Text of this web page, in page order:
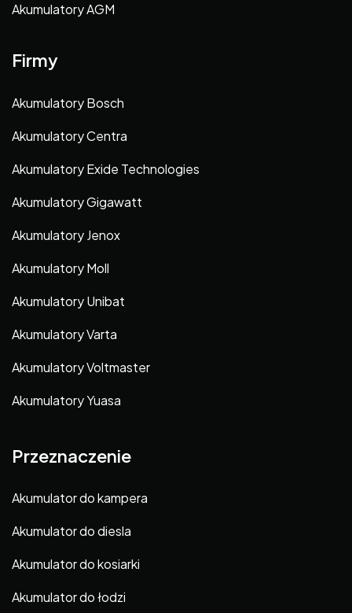
Akumulatory AGM
Firmy
Akumulatory Bosch
Akumulatory Centra
Akumulatory Exide Technologies
Akumulatory Gigawatt
Akumulatory Jenox
Akumulatory Moll
Akumulatory Unibat
Akumulatory Varta
Akumulatory Voltmaster
Akumulatory Yuasa
Przeznaczenie
Akumulator do kampera
Akumulator do diesla
Akumulator do kosiarki
Akumulator do łodzi